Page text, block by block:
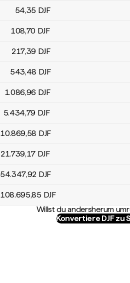
54,35 DJF
108,70 DJF
217,39 DJF
543,48 DJF
1.086,96 DJF
5.434,79 DJF
10.869,58 DJF
21.739,17 DJF
54.347,92 DJF
108.695,85 DJF
Willst du andersherum
Konvertiere DJF zu